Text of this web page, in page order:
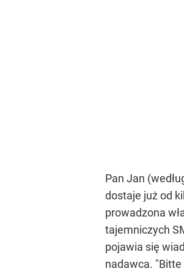
Pan Jan
dostaje już od
prowadzona
tajemniczych
pojawia się
nadawca. "Bitte